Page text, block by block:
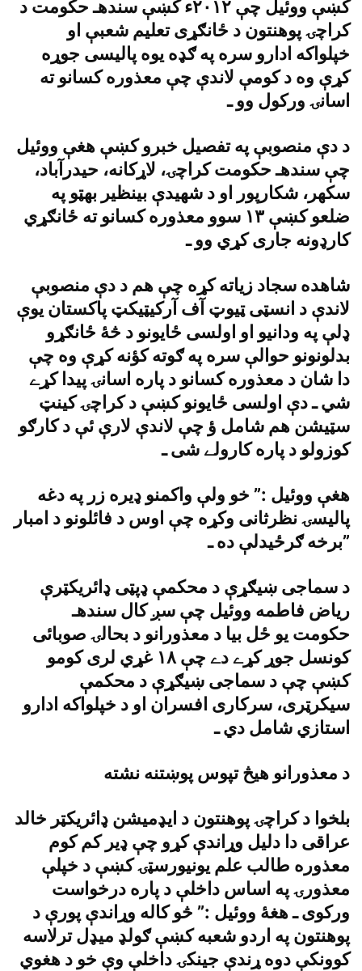
کښې ووئيل چې ٢٠١٢ء کښې سندهـ حکومت د
کراچۍ پوهنتون د ځانګړى تعليم شعبې او
خپلواکه ادارو سره په ګډه يوه پاليسى جوړه
کړې وه د کومې لاندې چې معذوره کسانو ته
اسانۍ ورکول وو ـ
د دې منصوبې په تفصيل خبرو کښې هغې ووئيل
چې سندهـ حکومت کراچۍ، لاړکانه، حيدرآباد،
سکهر، شکارپور او د شهيدې بينظير بهټو په
ضلعو کښې ١٣ سوو معذوره کسانو ته ځانګړي
کارډونه جارى کړي وو ـ
شاهده سجاد زياته کړه چې هم د دې منصوبې
لاندې د انسټى ټيوټ آف آرکيټيکټ پاکستان يوې
ډلې په ودانيو او اولسى ځايونو د څۀ ځانګړو
بدلونونو حوالې سره په ګوته کؤنه کړې وه چې
دا شان د معذوره کسانو د پاره اسانۍ پيدا کړے
شي ـ دې اولسى ځايونو کښې د کراچۍ کينټ
سټيشن هم شامل ؤ چې لاندې لارې ئې د کارګو
کوزولو د پاره کارولے شى ـ
هغې ووئيل :” خو ولې واکمنو ډيره زر په دغه
پاليسۍ نظرثانى وکړه چې اوس د فائلونو د امبار
برخه ګرځيدلې ده ـ”
د سماجى ښيګړې د محکمې ډپټى ډائريکټرې
رياض فاطمه ووئيل چې سږ کال سندهـ
حکومت يو ځل بيا د معذورانو د بحالۍ صوبائى
کونسل جوړ کړے دے چې ١٨ غړي لرى کومو
کښې چې د سماجى ښيګړې د محکمې
سيکرټرى، سرکارى افسران او د خپلواکه ادارو
استازي شامل دي ـ
د معذورانو هيڅ تپوس پوښتنه نشته
بلخوا د کراچۍ پوهنتون د ايډميشن ډائريکټر خالد
عراقى دا دليل وړاندې کړو چې ډير کم کوم
معذوره طالب علم يونيورسټۍ کښې د خپلې
معذورۍ په اساس داخلې د پاره درخواست
ورکوى ـ هغۀ ووئيل :” څو کاله وړاندې پورې د
پوهنتون په اردو شعبه کښې ګولډ ميډل ترلاسه
کوونکې دوه ړندې جينکۍ داخلې وې خو د هغوي